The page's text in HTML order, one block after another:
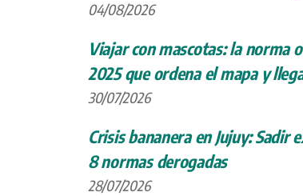
04/08/2026
Viajar con mascotas: la norma
2025 que ordena el mapa y
30/07/2026
Crisis bananera en Jujuy: Sadir
8 normas derogadas
28/07/2026